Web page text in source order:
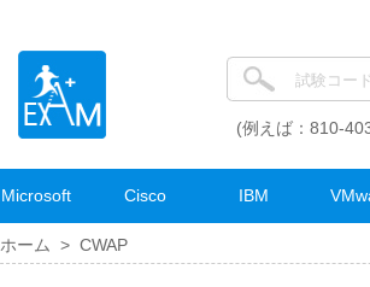
(例えば：810-
Microsoft Cisco IBM
ホーム > CWAP